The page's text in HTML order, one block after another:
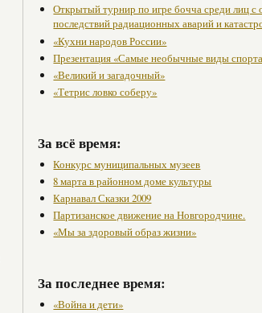
Открытый турнир по игре бочча среди лиц
последствий радиационных аварий и
«Кухни народов России»
Презентация «Самые необычные виды
«Великий и загадочный»
«Тетрис ловко соберу»
За всё время:
Конкурс муниципальных музеев
8 марта в районном доме культуры
Карнавал Сказки 2009
Партизанское движение на Новгородчине.
«Мы за здоровый образ жизни»
За последнее время:
«Война и дети»